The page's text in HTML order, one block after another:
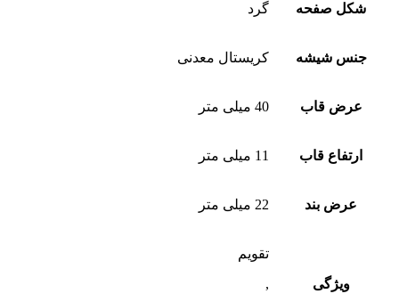
شکل صفحه گرد
جنس شیشه کریستال معدنی
عرض قاب 40 میلی متر
ارتفاع قاب 11 میلی متر
عرض بند 22 میلی متر
ویژگی
تقویم
,